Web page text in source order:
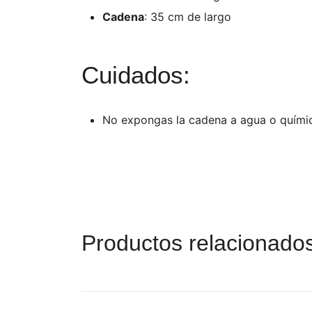
Cadena: 35 cm de largo
Cuidados:
No expongas la cadena a agua o
Productos